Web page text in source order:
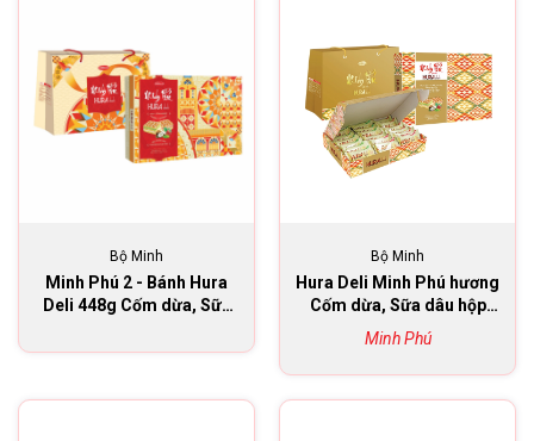
Bộ Minh
Minh Phú 2 - Bánh Hura
Deli 448g Cốm dừa, Sữa
Bộ Minh
Hura Deli Minh Phú hương
Cốm dừa, Sữa dâu hộp
504g
Minh Phú